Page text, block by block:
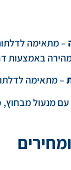
– מתאימה
באמצעות
– מתאימה
עם מנעול